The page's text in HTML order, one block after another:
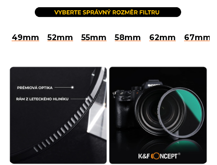
49mm 52mm 55mm 58mm 62mm 67mm